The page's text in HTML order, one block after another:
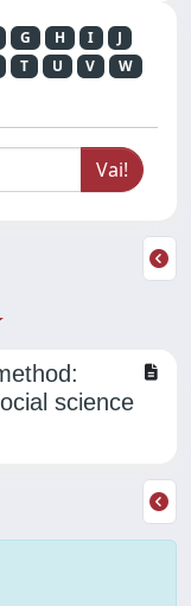
G H I
J
T U V
W
science